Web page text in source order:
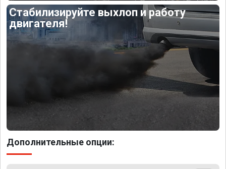
Стабилизируйте выхлоп и работу
двигателя!
Дополнительные опции: